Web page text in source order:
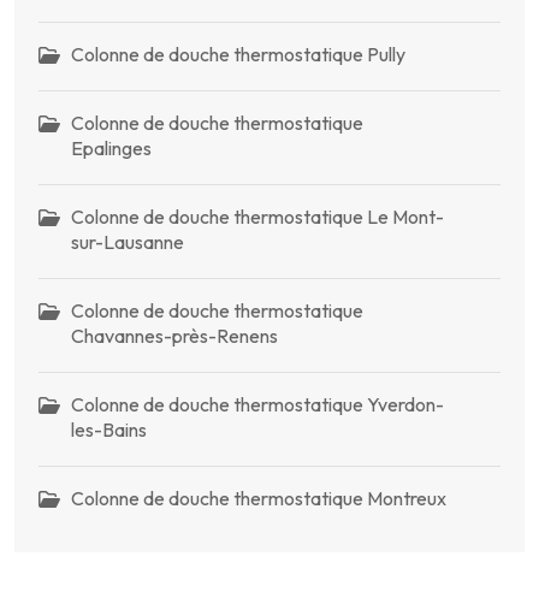
Colonne de douche thermostatique Pully
Colonne de douche thermostatique
Epalinges
Colonne de douche thermostatique Le Mont-
sur-Lausanne
Colonne de douche thermostatique
Chavannes-près-Renens
Colonne de douche thermostatique Yverdon-
les-Bains
Colonne de douche thermostatique Montreux